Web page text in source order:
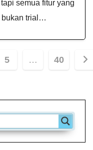
semua fitur yang
bukan trial…
5 … 40